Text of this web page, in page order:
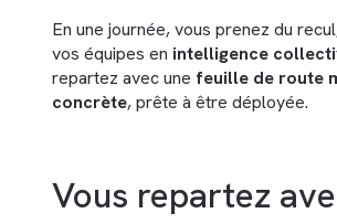
En une journée, vous prenez du
vos équipes en intelligence
repartez avec une feuille de route
concrète, prête à être déployée.
Vous repartez